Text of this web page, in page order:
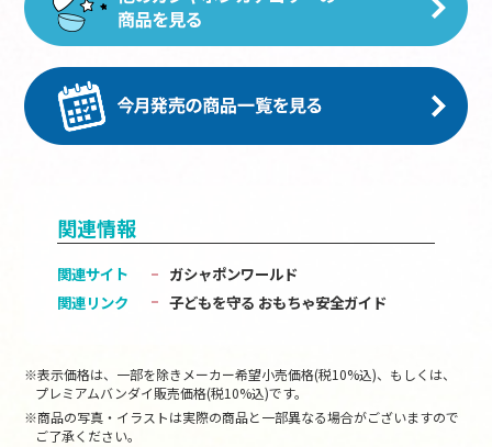
関連情報
関連サイト
ガシャポンワールド
関連リンク
子どもを守る おもちゃ安全ガイド
※表示価格は、一部を除きメーカー希望小売価格(税10%込)、もしくは、
プレミアムバンダイ販売価格(税10%込)です。
※商品の写真・イラストは実際の商品と一部異なる場合がございますので
ご了承ください。